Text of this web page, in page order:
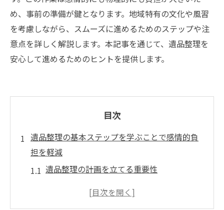
め、事前の準備が鍵となります。地域特有の文化や風習
を考慮しながら、スムーズに進めるためのステップや注
意点を詳しく解説します。本記事を通じて、遺品整理を
安心して進めるためのヒントを提供します。
目次
遺品整理の基本ステップを学ぶことで感情的負
担を軽減
遺品整理の計画を立てる重要性
遺族とのコミュニケーションで心を支える